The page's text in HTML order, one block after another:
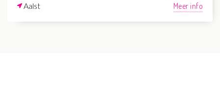
Aalst Meer info